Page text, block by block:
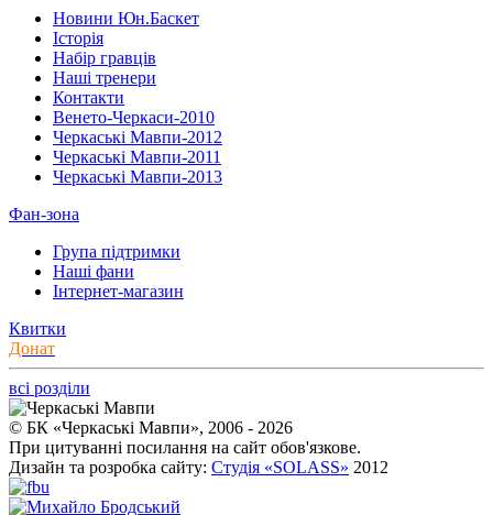
Новини Юн.Баскет
Історія
Набір гравців
Наші тренери
Контакти
Венето-Черкаси-2010
Черкаські Мавпи-2012
Черкаські Мавпи-2011
Черкаські Мавпи-2013
Фан-зона
Група підтримки
Наші фани
Інтернет-магазин
Квитки
Донат
всі розділи
© БК «Черкаські Мавпи», 2006 - 2026
При цитуванні посилання на сайт обов'язкове.
Дизайн та розробка сайту: Студія «SOLASS» 2012